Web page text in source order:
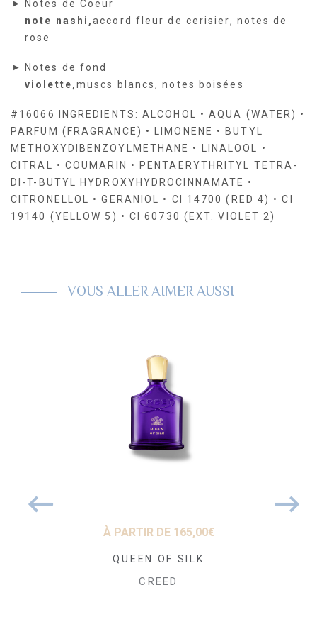
Notes de Coeur
note nashi,accord fleur de cerisier, notes de
rose
Notes de fond
violette,muscs blancs, notes boisées
#16066 INGREDIENTS: ALCOHOL • AQUA (WATER) •
PARFUM (FRAGRANCE) • LIMONENE • BUTYL
METHOXYDIBENZOYLMETHANE • LINALOOL •
CITRAL • COUMARIN • PENTAERYTHRITYL TETRA-
DI-T-BUTYL HYDROXYHYDROCINNAMATE •
CITRONELLOL • GERANIOL • CI 14700 (RED 4) • CI
19140 (YELLOW 5) • CI 60730 (EXT. VIOLET 2)
VOUS ALLER AIMER AUSSI
À PARTIR DE 165,00€
QUEEN OF SILK
CREED